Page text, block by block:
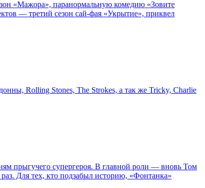
«Мажора», паранормальную комедию «Зовите
— третий сезон сай-фая «Укрытие», приквел
Rolling Stones, The Strokes, а так же Tricky, Charlie
прыгучего супергероя. В главной роли — вновь Том
Для тех, кто подзабыл историю, «Фонтанка»